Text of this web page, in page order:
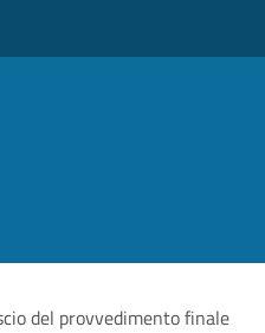
del provvedimento finale